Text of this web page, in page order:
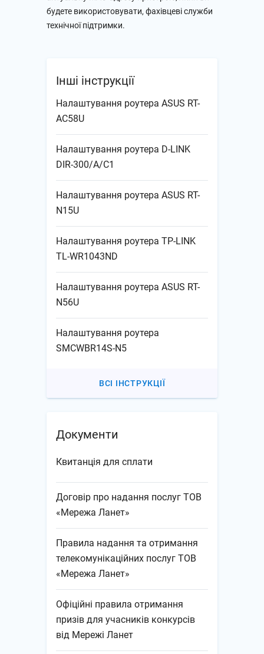
будете використовувати, фахівцеві служби
технічної підтримки.
Інші інструкції
Налаштування роутера ASUS RT-
AC58U
Налаштування роутера D-LINK
DIR-300/A/C1
Налаштування роутера ASUS RT-
N15U
Налаштування роутера TP-LINK
TL-WR1043ND
Налаштування роутера ASUS RT-
N56U
Налаштування роутера
SMCWBR14S-N5
ВСІ ІНСТРУКЦІЇ
Документи
Квитанція для сплати
Договір про надання послуг ТОВ
«Мережа Ланет»
Правила надання та отримання
телекомунікаційних послуг ТОВ
«Мережа Ланет»
Офіційні правила отримання
призів для учасників конкурсів
від Мережі Ланет